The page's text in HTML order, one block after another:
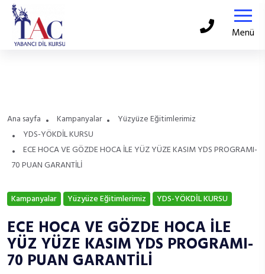
Menü
Ana sayfa Kampanyalar
Yüzyüze Eğitimlerimiz
YDS-YÖKDİL KURSU
ECE HOCA VE GÖZDE HOCA İLE YÜZ YÜZE KASIM YDS PROGRAMI-
70 PUAN GARANTİLİ
Kampanyalar Yüzyüze Eğitimlerimiz YDS-YÖKDİL KURSU
ECE HOCA VE GÖZDE HOCA İLE
YÜZ YÜZE KASIM YDS PROGRAMI-
70 PUAN GARANTİLİ